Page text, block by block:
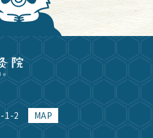
1-2
MAP